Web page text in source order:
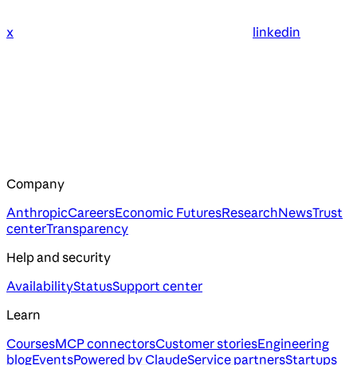
x linkedin
Company
AnthropicCareersEconomic FuturesResearchNewsTrust
centerTransparency
Help and security
AvailabilityStatusSupport center
Learn
CoursesMCP connectorsCustomer storiesEngineering
blogEventsPowered by ClaudeService partnersStartups